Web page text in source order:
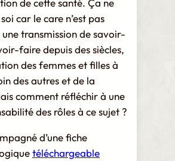
de cette santé. Ça ne
car le care n’est pas
une transmission de savoir-
faire depuis des siècles,
des femmes et filles à
des autres et de la
comment réfléchir à une
des rôles à ce sujet ?
d’une fiche
téléchargeable